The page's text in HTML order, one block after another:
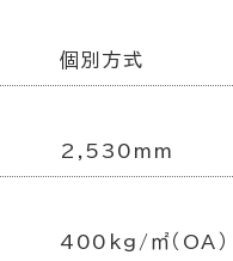
個別方式
2,530mm
400kg/㎡（OA）